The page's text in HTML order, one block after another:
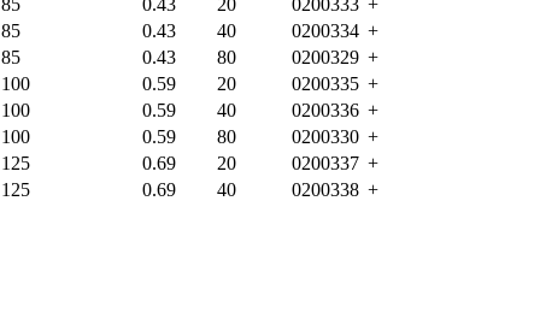
85
0.43 20 0200333 +
85
0.43 40 0200334 +
85
0.43 80 0200329 +
100
0.59 20 0200335 +
100
0.59 40 0200336 +
100
0.59 80 0200330 +
125
0.69 20 0200337 +
125
0.69 40 0200338 +